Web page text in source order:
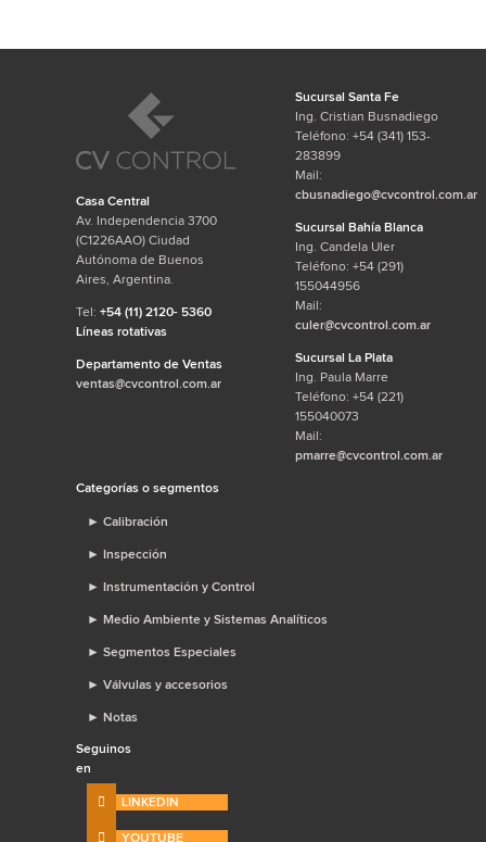
Casa Central
Av. Independencia 3700
(C1226AAO) Ciudad
Autónoma de Buenos
Aires, Argentina.
Tel: +54 (11) 2120- 5360
Líneas rotativas
Departamento de Ventas
ventas@cvcontrol.com.ar
Sucursal Santa Fe
Ing. Cristian Busnadiego
Teléfono: +54 (341) 153-
283899
Mail:
cbusnadiego@cvcontrol.com.ar
Sucursal Bahía Blanca
Ing. Candela Uler
Teléfono: +54 (291)
155044956
Mail:
culer@cvcontrol.com.ar
Sucursal La Plata
Ing. Paula Marre
Teléfono: +54 (221)
155040073
Mail:
pmarre@cvcontrol.com.ar
Categorías o segmentos
► Calibración
► Inspección
► Instrumentación y Control
► Medio Ambiente y Sistemas Analíticos
► Segmentos Especiales
► Válvulas y accesorios
► Notas
Seguinos
en
LINKEDIN
YOUTUBE